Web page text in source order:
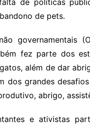
m
de políticas
de pets.
governamentais
fez parte dos
além de dar
dos grandes
abrigo,
e ativistas